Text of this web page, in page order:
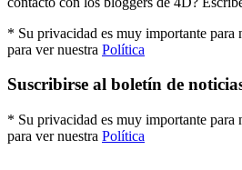
* Su privacidad es muy importante para
para ver nuestra Política
Suscribirse al boletín de
* Su privacidad es muy importante para
para ver nuestra Política